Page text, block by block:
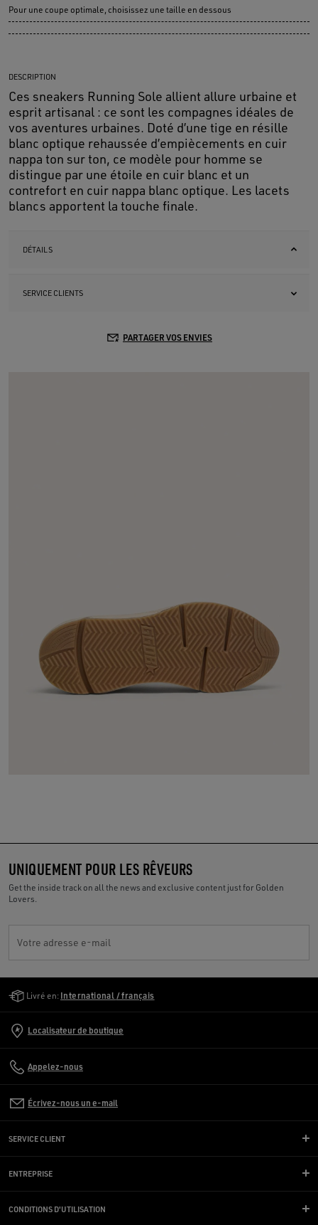
Pour une coupe optimale, choisissez une taille en dessous
DESCRIPTION
Ces sneakers Running Sole allient allure urbaine et
esprit artisanal : ce sont les compagnes idéales de
vos aventures urbaines. Doté d’une tige en résille
blanc optique rehaussée d’empiècements en cuir
nappa ton sur ton, ce modèle pour homme se
distingue par une étoile en cuir blanc et un
contrefort en cuir nappa blanc optique. Les lacets
blancs apportent la touche finale.
DÉTAILS
SERVICE CLIENTS
PARTAGER VOS ENVIES
UNIQUEMENT POUR LES RÊVEURS
Get the inside track on all the news and exclusive content just for Golden
Lovers.
Votre adresse e-mail
Livré en: International / français
Localisateur de boutique
Appelez-nous
Écrivez-nous un e-mail
SERVICE CLIENT
ENTREPRISE
CONDITIONS D'UTILISATION